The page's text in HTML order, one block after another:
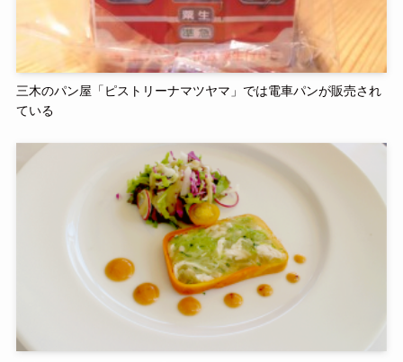
三木のパン屋「ピストリーナマツヤマ」では電車パンが販売され
ている